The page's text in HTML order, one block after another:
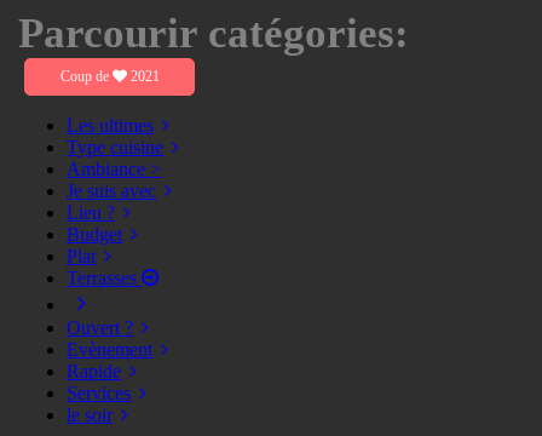
Parcourir catégories:
Coup de 2021
Les ultimes
Type cuisine
Ambiance >
Je suis avec
Lieu ?
Budget
Plat
Terrasses
Ouvert ?
Evènement
Rapide
Services
le soir